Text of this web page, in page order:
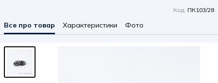
Код: ПК103/28
Все про товар Характеристики Фото